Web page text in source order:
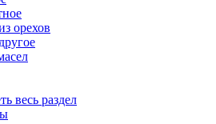
орехов
весь раздел